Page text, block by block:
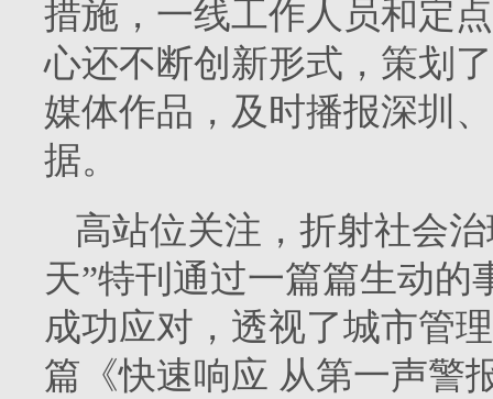
措施，一线工作人员和定
心还不断创新形式，策划
媒体作品，及时播报深圳
据。
高站位关注，折射社会
天”特刊通过一篇篇生动
成功应对，透视了城市管
篇《快速响应 从第一声警